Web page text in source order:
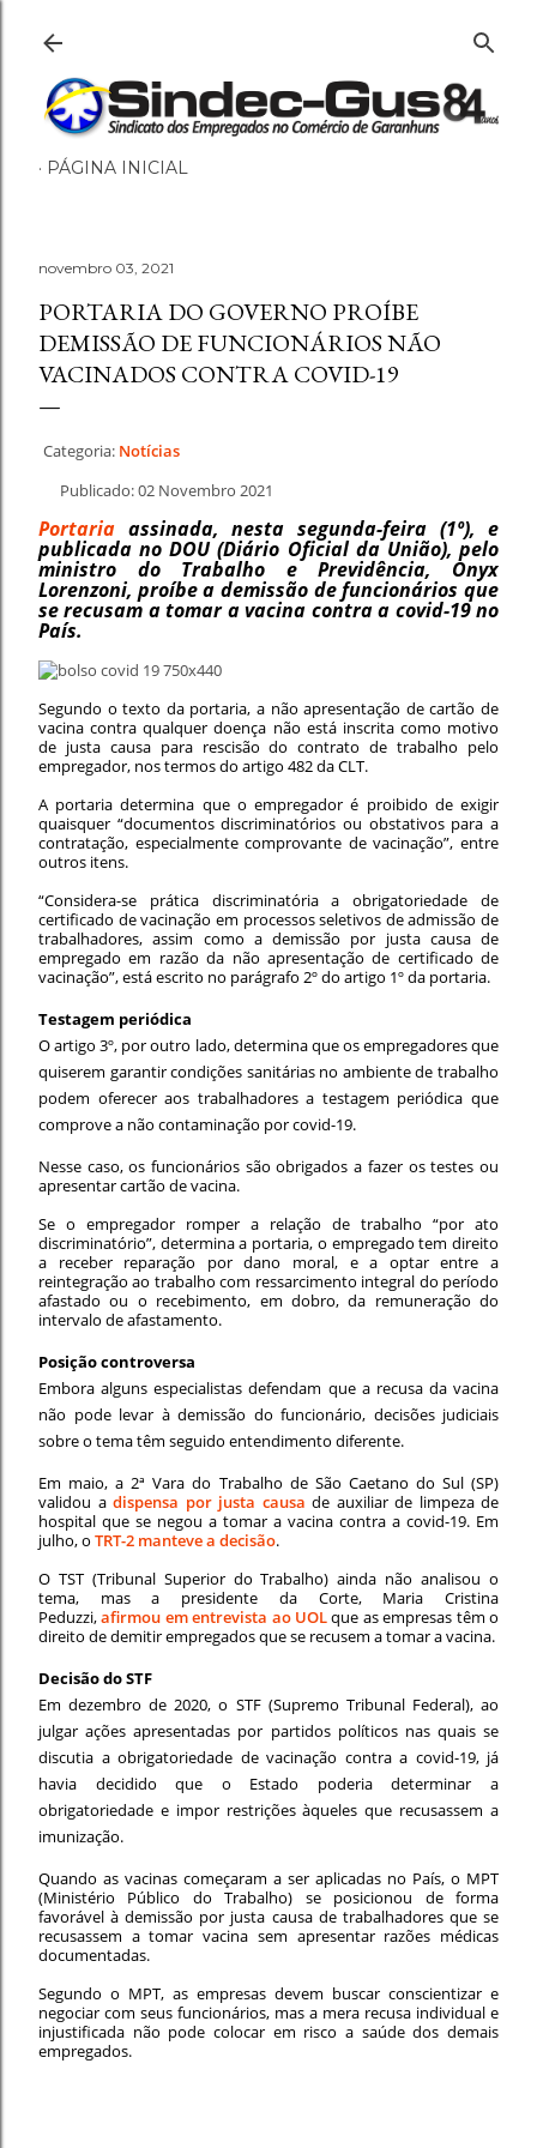
PÁGINA INICIAL
novembro 03, 2021
PORTARIA DO GOVERNO PROÍBE
DEMISSÃO DE FUNCIONÁRIOS NÃO
VACINADOS CONTRA COVID-19
Categoria: Notícias
Publicado: 02 Novembro 2021
Portaria assinada, nesta segunda-feira (1º), e
publicada no DOU (Diário Oficial da União), pelo
ministro do Trabalho e Previdência, Onyx
Lorenzoni, proíbe a demissão de funcionários que
se recusam a tomar a vacina contra a covid-19 no
País.
Segundo o texto da portaria, a não apresentação de cartão de
vacina contra qualquer doença não está inscrita como motivo
de justa causa para rescisão do contrato de trabalho pelo
empregador, nos termos do artigo 482 da CLT.
A portaria determina que o empregador é proibido de exigir
quaisquer “documentos discriminatórios ou obstativos para a
contratação, especialmente comprovante de vacinação”, entre
outros itens.
“Considera-se prática discriminatória a obrigatoriedade de
certificado de vacinação em processos seletivos de admissão de
trabalhadores, assim como a demissão por justa causa de
empregado em razão da não apresentação de certificado de
vacinação”, está escrito no parágrafo 2º do artigo 1º da portaria.
Testagem periódica
O artigo 3º, por outro lado, determina que os empregadores que
quiserem garantir condições sanitárias no ambiente de trabalho
podem oferecer aos trabalhadores a testagem periódica que
comprove a não contaminação por covid-19.
Nesse caso, os funcionários são obrigados a fazer os testes ou
apresentar cartão de vacina.
Se o empregador romper a relação de trabalho “por ato
discriminatório”, determina a portaria, o empregado tem direito
a receber reparação por dano moral, e a optar entre a
reintegração ao trabalho com ressarcimento integral do período
afastado ou o recebimento, em dobro, da remuneração do
intervalo de afastamento.
Posição controversa
Embora alguns especialistas defendam que a recusa da vacina
não pode levar à demissão do funcionário, decisões judiciais
sobre o tema têm seguido entendimento diferente.
Em maio, a 2ª Vara do Trabalho de São Caetano do Sul (SP)
validou a dispensa por justa causa de auxiliar de limpeza de
hospital que se negou a tomar a vacina contra a covid-19. Em
julho, o TRT-2 manteve a decisão.
O TST (Tribunal Superior do Trabalho) ainda não analisou o
tema, mas a presidente da Corte, Maria Cristina
Peduzzi,afirmou em entrevista ao UOLque as empresas têm o
direito de demitir empregados que se recusem a tomar a vacina.
Decisão do STF
Em dezembro de 2020, o STF (Supremo Tribunal Federal), ao
julgar ações apresentadas por partidos políticos nas quais se
discutia a obrigatoriedade de vacinação contra a covid-19, já
havia decidido que o Estado poderia determinar a
obrigatoriedade e impor restrições àqueles que recusassem a
imunização.
Quando as vacinas começaram a ser aplicadas no País, o MPT
(Ministério Público do Trabalho) se posicionou de forma
favorável à demissão por justa causa de trabalhadores que se
recusassem a tomar vacina sem apresentar razões médicas
documentadas.
Segundo o MPT, as empresas devem buscar conscientizar e
negociar com seus funcionários, mas a mera recusa individual e
injustificada não pode colocar em risco a saúde dos demais
empregados.